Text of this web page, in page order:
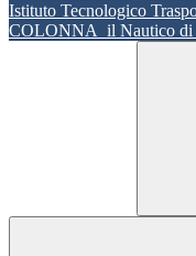
Istituto Tecnologico
COLONNA il Nautico di